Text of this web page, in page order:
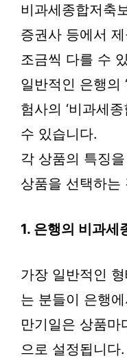
비과세종합저축
증권사 등에서
조금씩 다를 수
일반적인 은행의
험사의 ‘비과세
수 있습니다.
각 상품의 특징
상품을 선택하는
1. 은행의 비과세
가장 일반적인
는 분들이 은행
만기일은 상품마
으로 설정됩니다.